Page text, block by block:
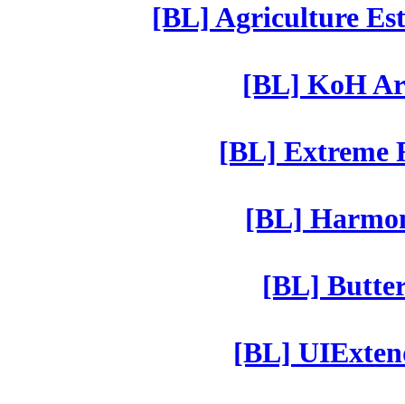
[BL] Agriculture
[BL] KoH
[BL] Extreme
[BL]
[BL]
[BL]